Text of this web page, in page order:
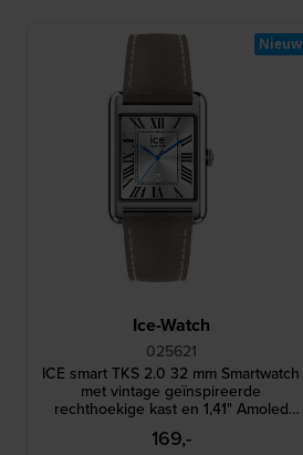
Ice-Watch
025621
ICE smart TKS 2.0 32 mm Smartwatch
met vintage geïnspireerde
rechthoekige kast en 1,41" Amoled
touchscreen
169,-
Nieuw